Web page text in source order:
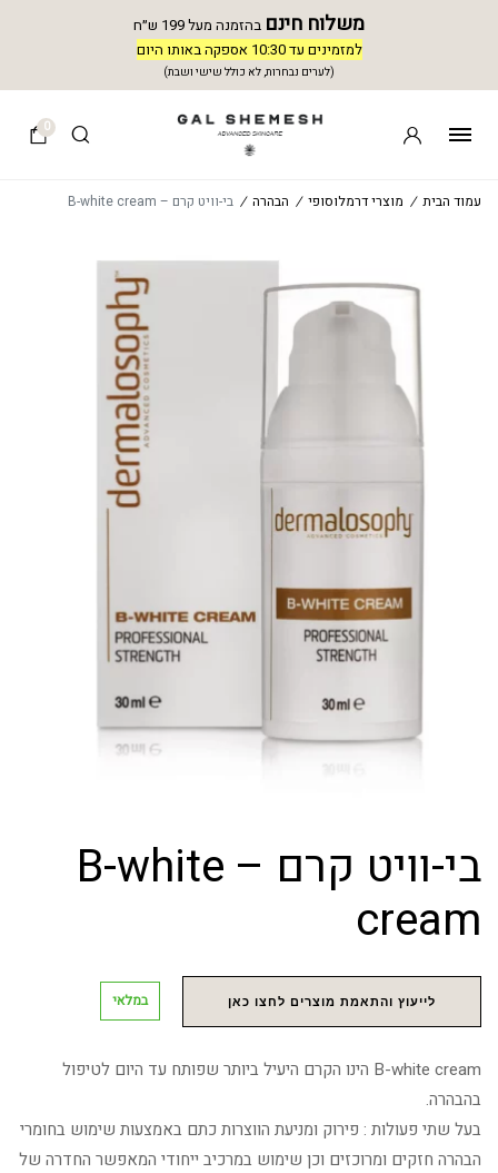
משלוח חינם בהזמנה מעל 199 ש״ח
למזמינים עד 10:30 אספקה באותו היום
(לערים נבחרות, לא כולל שישי ושבת)
0
עמוד הבית / מוצרי דרמלוסופי / הבהרה / בי-וויט קרם – B-white cream
בי-וויט קרם – B-white
cream
לייעוץ והתאמת מוצרים לחצו כאן במלאי
B-white cream הינו הקרם היעיל ביותר שפותח עד היום לטיפול
בהבהרה.
בעל שתי פעולות : פירוק ומניעת הווצרות כתם באמצעות שימוש בחומרי
הבהרה חזקים ומרוכזים וכן שימוש במרכיב ייחודי המאפשר החדרה של